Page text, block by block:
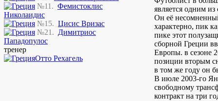
№11. Фемистоклис
Николаидис
№15. Цисис Вризас
№21. Димитриос
Пападопулос
тренер
Отто Рехагель
является одним
Он её
характерно, пик
пике этот
сборной Греции
Европы. в сезоне
позиции вторым
в том же году он
В июле 2003-го
свободному
контракт на три